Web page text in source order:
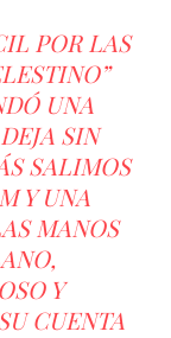
POR LAS
UNA
SIN
SALIMOS
Y UNA
MANOS
Y
CUENTA